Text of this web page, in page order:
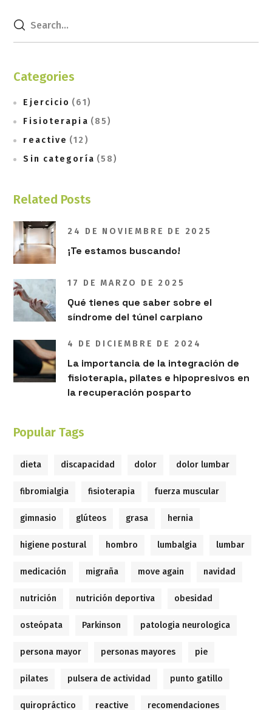
Categories
Ejercicio (61)
Fisioterapia (85)
reactive (12)
Sin categoría (58)
Related Posts
24 DE NOVIEMBRE DE 2025
¡Te estamos buscando!
17 DE MARZO DE 2025
Qué tienes que saber sobre el
síndrome del túnel carpiano
4 DE DICIEMBRE DE 2024
La importancia de la integración de
fisioterapia, pilates e hipopresivos en
la recuperación posparto
Popular Tags
dieta discapacidad dolor dolor lumbar
fibromialgia fisioterapia fuerza muscular
gimnasio glúteos grasa hernia
higiene postural hombro lumbalgia lumbar
medicación migraña move again navidad
nutrición nutrición deportiva obesidad
osteópata Parkinson patologia neurologica
persona mayor personas mayores pie
pilates pulsera de actividad punto gatillo
quiropráctico reactive recomendaciones